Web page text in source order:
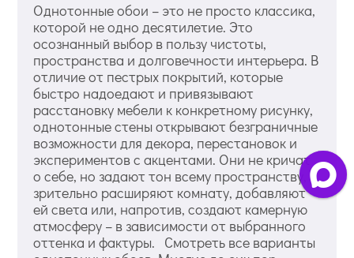
Однотонные обои – это не просто классика,
которой не одно десятилетие. Это
осознанный выбор в пользу чистоты,
пространства и долговечности интерьера. В
отличие от пестрых покрытий, которые
быстро надоедают и привязывают
расстановку мебели к конкретному рисунку,
однотонные стены открывают безграничные
возможности для декора, перестановок и
экспериментов с акцентами. Они не кричат
о себе, но задают тон всему пространству,
зрительно расширяют комнату, добавляют
ей света или, напротив, создают камерную
атмосферу – в зависимости от выбранного
оттенка и фактуры. Смотреть все варианты